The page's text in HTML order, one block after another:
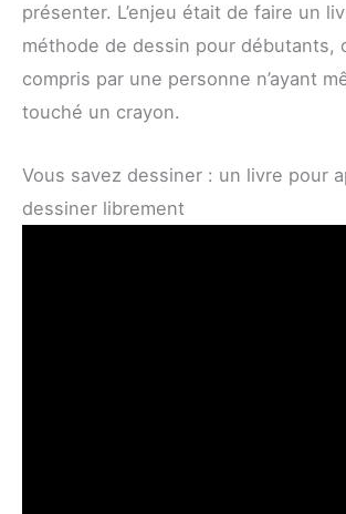
présenter. L’enjeu était de faire un
méthode de dessin pour débutants,
compris par une personne n’ayant
touché un crayon.
Vous savez dessiner : un livre pour
dessiner librement